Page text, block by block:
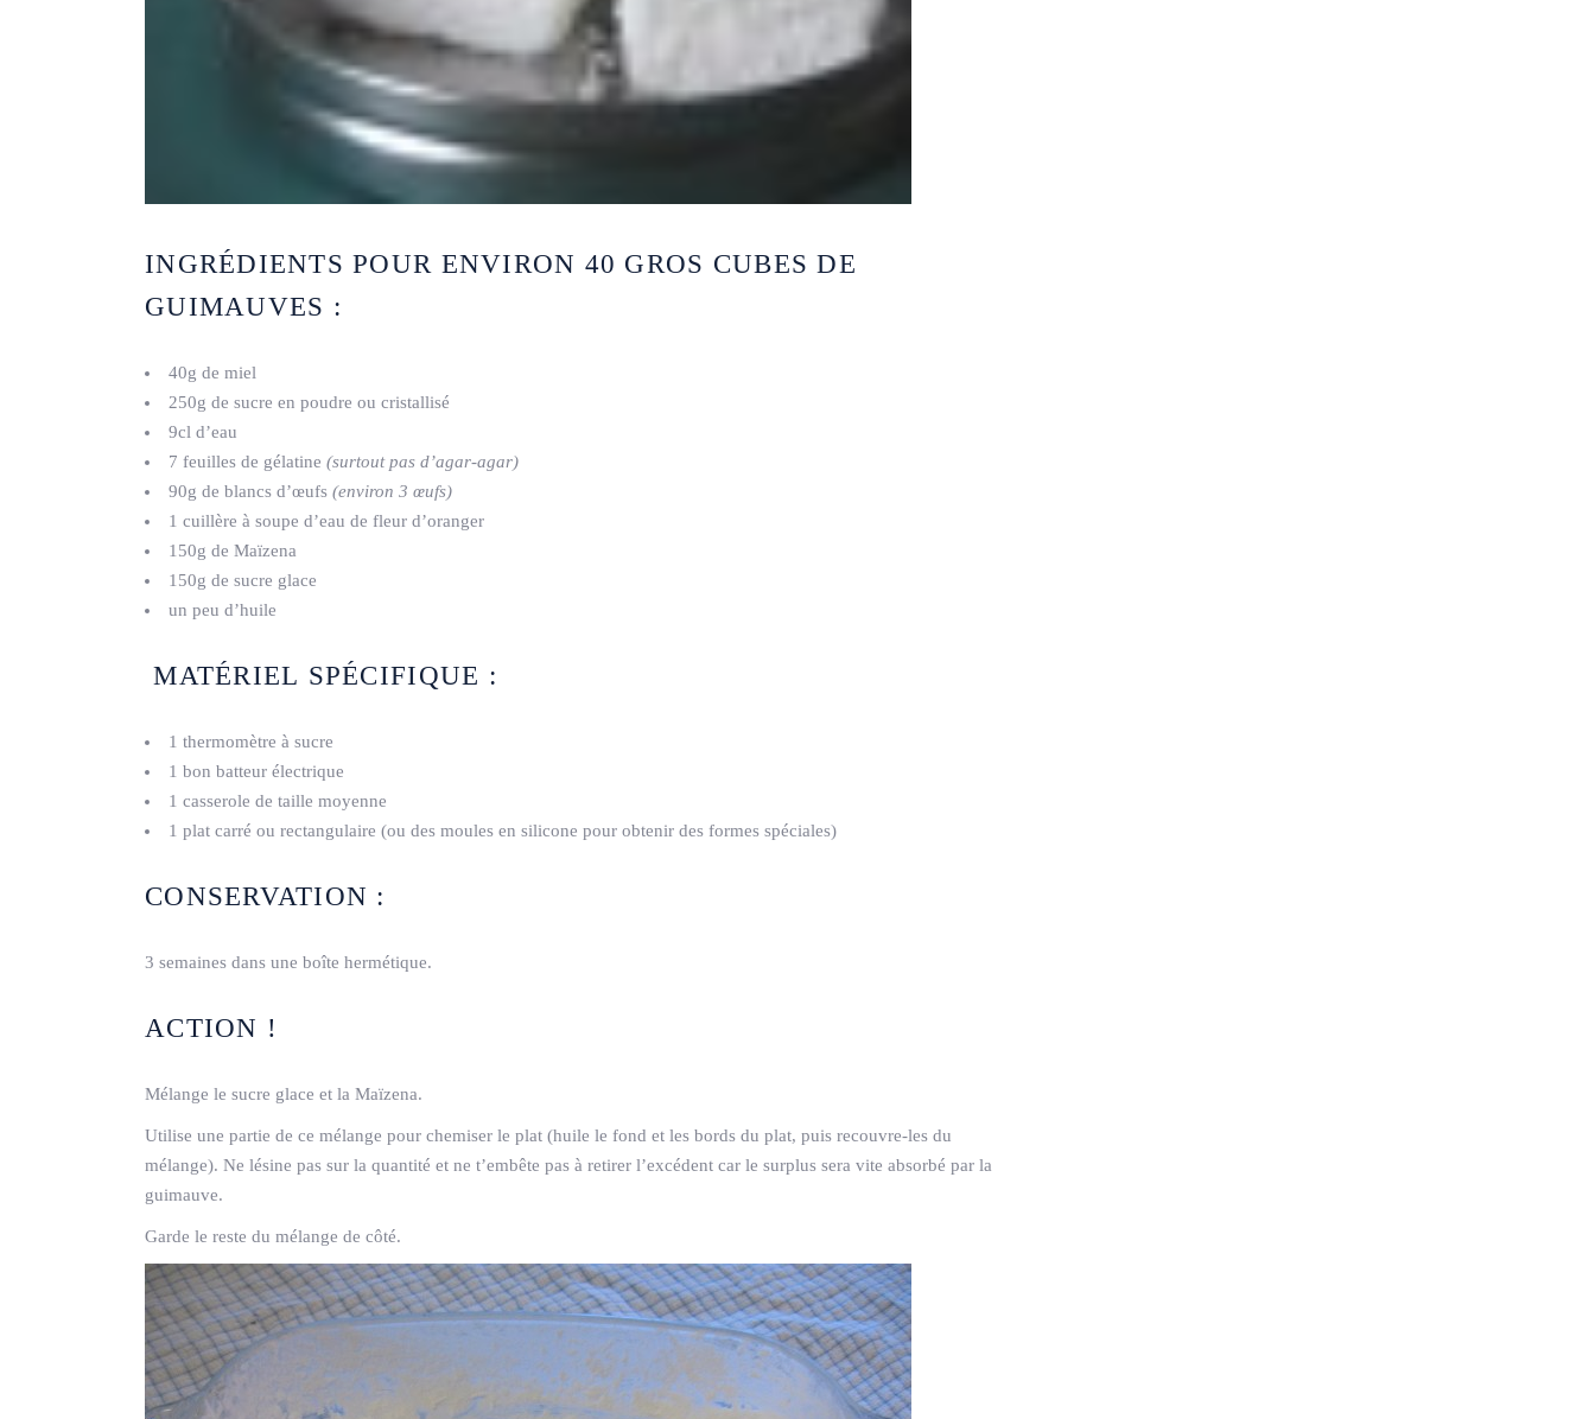
INGRÉDIENTS POUR ENVIRON 40 GROS CUBES DE
GUIMAUVES :
40g de miel
250g de sucre en poudre ou cristallisé
9cl d’eau
7 feuilles de gélatine (surtout pas d’agar-agar)
90g de blancs d’œufs (environ 3 œufs)
1 cuillère à soupe d’eau de fleur d’oranger
150g de Maïzena
150g de sucre glace
un peu d’huile
MATÉRIEL SPÉCIFIQUE :
1 thermomètre à sucre
1 bon batteur électrique
1 casserole de taille moyenne
1 plat carré ou rectangulaire (ou des moules en silicone pour obtenir des formes spéciales)
CONSERVATION :
3 semaines dans une boîte hermétique.
ACTION !
Mélange le sucre glace et la Maïzena.
Utilise une partie de ce mélange pour chemiser le plat (huile le fond et les bords du plat, puis recouvre-les du
mélange). Ne lésine pas sur la quantité et ne t’embête pas à retirer l’excédent car le surplus sera vite absorbé par la
guimauve.
Garde le reste du mélange de côté.